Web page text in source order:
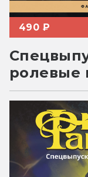
490 ₽
ролевые